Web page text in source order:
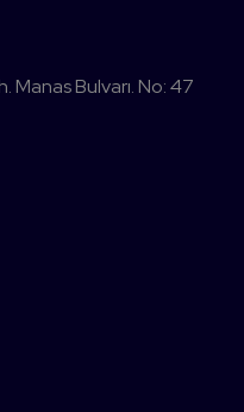
Manas Bulvarı. No: 47